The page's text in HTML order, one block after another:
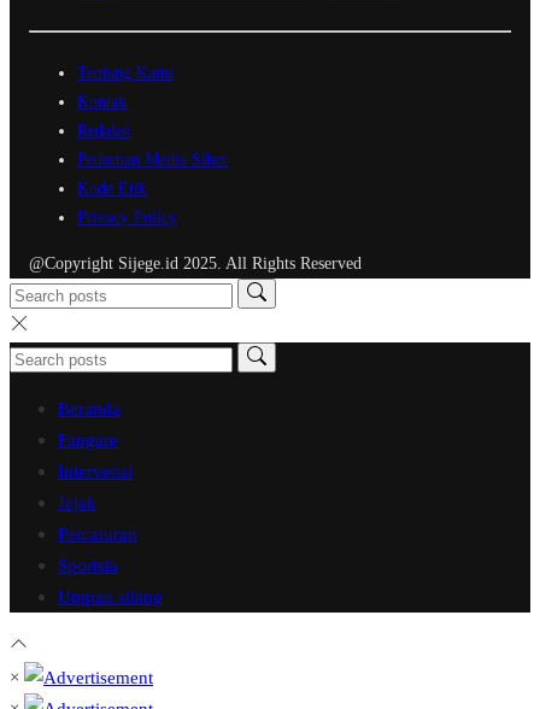
Tentang Kami
Kontak
Redaksi
Pedoman Media Siber
Kode Etik
Privacy Policy
@Copyright Sijege.id 2025. All Rights Reserved
Beranda
Fangare
Intervensi
Jejak
Percaturan
Sportsta
Umpan silang
×